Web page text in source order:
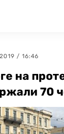
/ 16:46
на
70